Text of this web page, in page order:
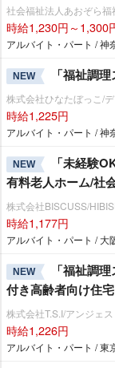
社会福祉法人あおぞら
時給1,230円～1,300
アルバイト・パート / 神
NEW 「福祉調
株式会社ひなたぼっこ/
時給1,225円
アルバイト・パート / 神
NEW
「未経験
有料老人ホーム/社
株式会社BISCUSS/
時給1,177円
アルバイト・パート / 大
NEW
「福祉調
付き高齢者向け住宅
株式会社T.S.I/アンジェ
時給1,226円
アルバイト・パート / 東